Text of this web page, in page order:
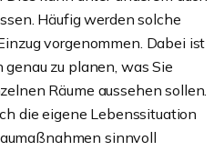
Häufig werden solche
vorgenommen. Dabei ist
zu planen, was Sie
Räume aussehen sollen.
die eigene Lebenssituation
sinnvoll